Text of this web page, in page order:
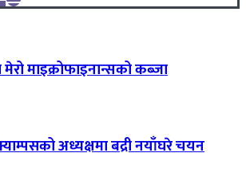
माइक्रोफाइनान्सको कब्जा
अध्यक्षमा बद्री नयाँघरे चयन